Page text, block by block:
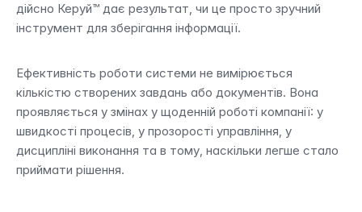
дійсно Керуй™ дає результат, чи це просто зручний
інструмент для зберігання інформації.
Ефективність роботи системи не вимірюється
кількістю створених завдань або документів. Вона
проявляється у змінах у щоденній роботі компанії: у
швидкості процесів, у прозорості управління, у
дисципліні виконання та в тому, наскільки легше стало
приймати рішення.